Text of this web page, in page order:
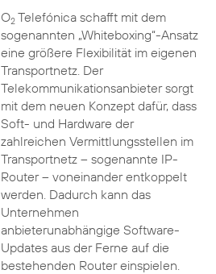
O2Telefónica schafft mit dem
sogenannten „Whiteboxing“-Ansatz
eine größere Flexibilität im eigenen
Transportnetz. Der
Telekommunikationsanbieter sorgt
mit dem neuen Konzept dafür, dass
Soft- und Hardware der
zahlreichen Vermittlungsstellen im
Transportnetz – sogenannte IP-
Router – voneinander entkoppelt
werden. Dadurch kann das
Unternehmen
anbieterunabhängige Software-
Updates aus der Ferne auf die
bestehenden Router einspielen.